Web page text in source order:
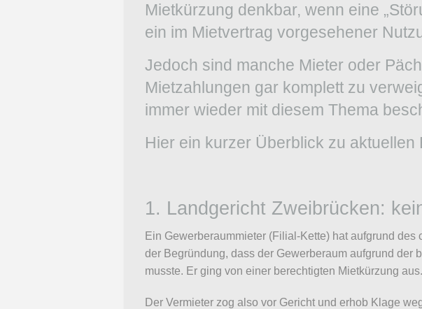
Mietkürzung denkbar, wenn eine
ein im Mietvertrag vorgesehener
Jedoch sind manche Mieter oder
Mietzahlungen gar komplett zu
immer wieder mit diesem Thema
Hier ein kurzer Überblick zu aktuellen
1. Landgericht Zweibrücken:
Ein Gewerberaummieter (Filial-Kette) hat aufgrund
der Begründung, dass der Gewerberaum aufgrund
musste. Er ging von einer berechtigten Mietkürzung aus.
Der Vermieter zog also vor Gericht und erhob Klage